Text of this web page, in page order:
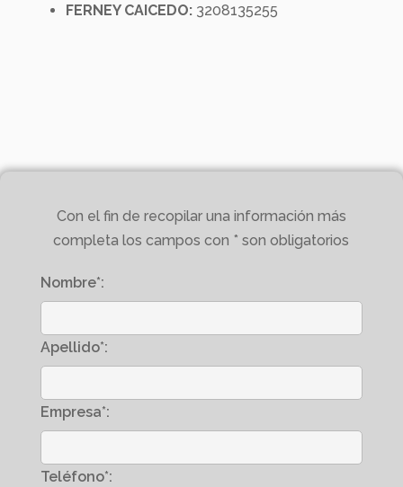
FERNEY CAICEDO:3208135255
Con el fin de recopilar una información más
completa los campos con * son obligatorios
Nombre*:
Apellido*:
Empresa*:
Teléfono*: